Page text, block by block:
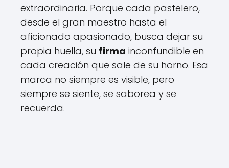
extraordinaria. Porque cada pastelero,
desde el gran maestro hasta el
aficionado apasionado, busca dejar su
propia huella, su firma inconfundible en
cada creación que sale de su horno. Esa
marca no siempre es visible, pero
siempre se siente, se saborea y se
recuerda.